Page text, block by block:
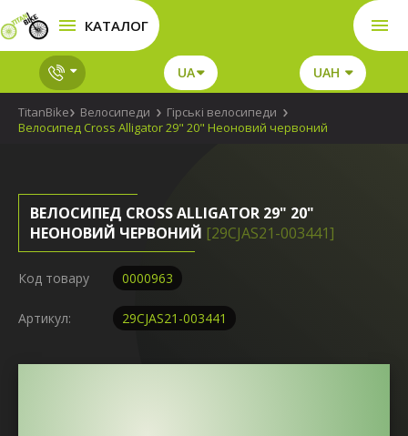
КАТАЛОГ
UA UAH
TitanBike Велосипеди
Гірські велосипеди
Велосипед Cross Alligator 29" 20" Неоновий червоний
ВЕЛОСИПЕД CROSS ALLIGATOR 29" 20"
НЕОНОВИЙ ЧЕРВОНИЙ [29CJAS21-003441]
Код товару 0000963
Артикул: 29CJAS21-003441